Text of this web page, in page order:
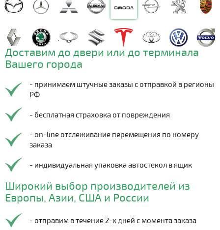
Доставим до двери или до терминала
Вашего города
- принимаем штучные заказы с отправкой в регионы
РФ
- бесплатная страховка от повреждения
- on-line отслеживание перемещения по номеру
заказа
- индивидуальная упаковка автостекол в ящик
Широкий выбор производителей из
Европы, Азии, США и России
- отправим в течение 2-х дней с момента заказа